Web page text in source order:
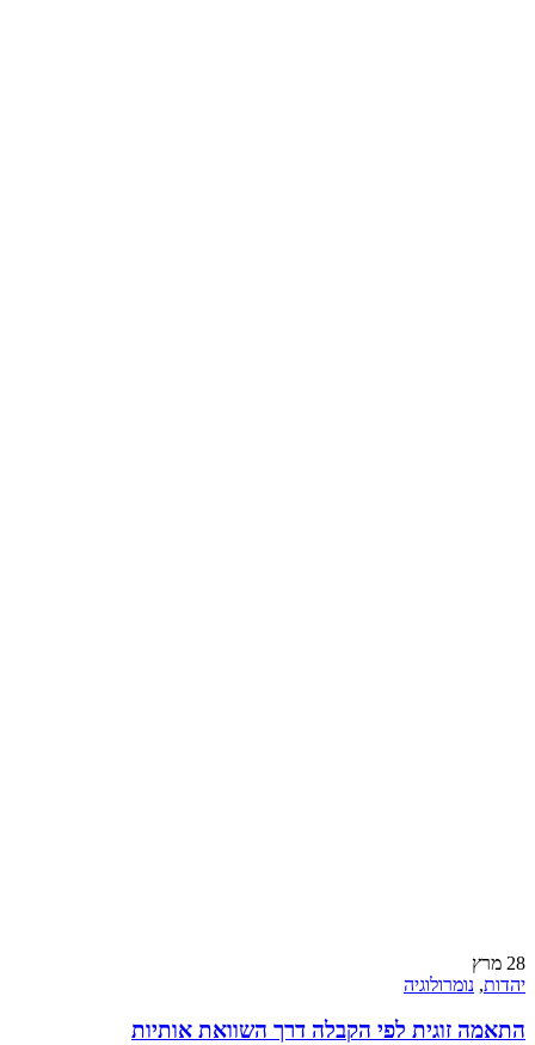
28 מרץ
יהדות, נומרולוגיה
התאמה זוגית לפי הקבלה דרך השוואת אותיות